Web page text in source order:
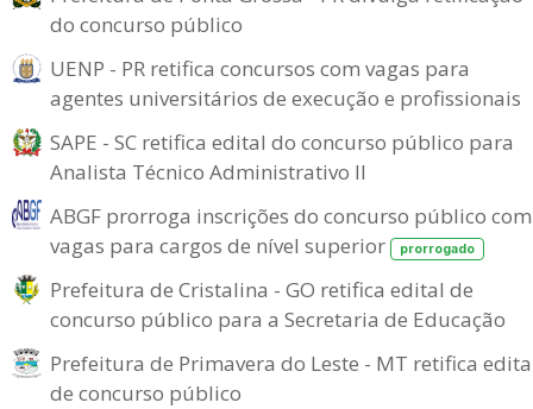
do concurso público
UENP - PR retifica concursos com vagas para
agentes universitários de execução e profissionais
SAPE - SC retifica edital do concurso público para
Analista Técnico Administrativo II
ABGF prorroga inscrições do concurso público com
vagas para cargos de nível superior
prorrogado
Prefeitura de Cristalina - GO retifica edital de
concurso público para a Secretaria de Educação
Prefeitura de Primavera do Leste - MT retifica
de concurso público